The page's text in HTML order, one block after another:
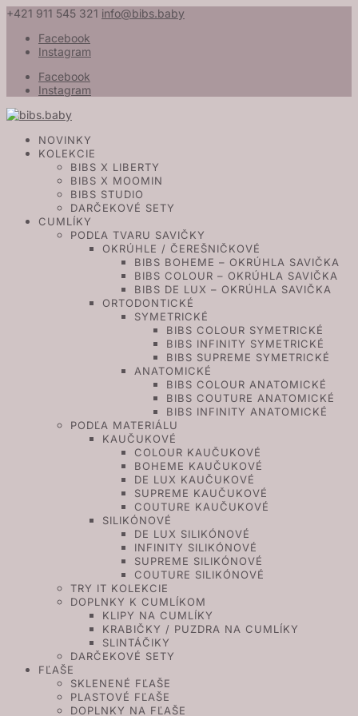
+421 911 545 321 info@bibs.baby
Facebook
Instagram
Facebook
Instagram
NOVINKY
KOLEKCIE
BIBS X LIBERTY
BIBS X MOOMIN
BIBS STUDIO
DARČEKOVÉ SETY
CUMLÍKY
PODĽA TVARU SAVIČKY
OKRÚHLE / ČEREŠNIČKOVÉ
BIBS BOHEME – OKRÚHLA SAVIČKA
BIBS COLOUR – OKRÚHLA SAVIČKA
BIBS DE LUX – OKRÚHLA SAVIČKA
ORTODONTICKÉ
SYMETRICKÉ
BIBS COLOUR SYMETRICKÉ
BIBS INFINITY SYMETRICKÉ
BIBS SUPREME SYMETRICKÉ
ANATOMICKÉ
BIBS COLOUR ANATOMICKÉ
BIBS COUTURE ANATOMICKÉ
BIBS INFINITY ANATOMICKÉ
PODĽA MATERIÁLU
KAUČUKOVÉ
COLOUR KAUČUKOVÉ
BOHEME KAUČUKOVÉ
DE LUX KAUČUKOVÉ
SUPREME KAUČUKOVÉ
COUTURE KAUČUKOVÉ
SILIKÓNOVÉ
DE LUX SILIKÓNOVÉ
INFINITY SILIKÓNOVÉ
SUPREME SILIKÓNOVÉ
COUTURE SILIKÓNOVÉ
TRY IT KOLEKCIE
DOPLNKY K CUMLÍKOM
KLIPY NA CUMLÍKY
KRABIČKY / PUZDRA NA CUMLÍKY
SLINTÁČIKY
DARČEKOVÉ SETY
FĽAŠE
SKLENENÉ FĽAŠE
PLASTOVÉ FĽAŠE
DOPLNKY NA FĽAŠE